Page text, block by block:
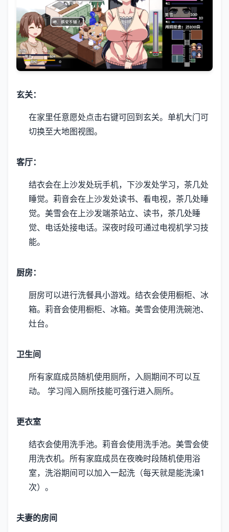
玄关：
在家里任意愿处点击右键可回到玄关。 单机大门可
切换至大地图视图。
客厅：
结衣会在上沙发处玩手机，下沙发处学习，茶几处
睡觉。 莉音会在上沙发处读书、看电视，茶几处睡
觉。 美雪会在上沙发端茶站立、读书，茶几处睡
觉、电话处接电话。 深夜时段可通过电视机学习技
能。
厨房：
厨房可以进行洗餐具小游戏。 结衣会使用橱柜、冰
箱。 莉音会使用橱柜、冰箱。 美雪会使用洗碗池、
灶台。
卫生间
所有家庭成员随机使用厕所，入厕期间不可以互
动。
学习闯入厕所技能可强行进入厕所。
更衣室
结衣会使用洗手池。 莉音会使用洗手池。 美雪会使
用洗衣机。 所有家庭成员在夜晚时段随机使用浴
室，洗浴期间可以加入一起洗（每天就是能洗澡1
次）。
夫妻的房间